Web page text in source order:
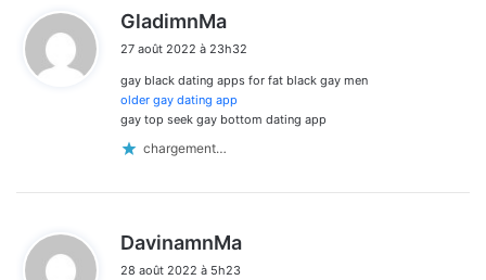
GladimnMa
t
:
27 août 2022 à 23h32
gay black dating apps for fat black gay men
older gay dating app
gay top seek gay bottom dating app
chargement…
DavinamnMa
28 août 2022 à 5h23